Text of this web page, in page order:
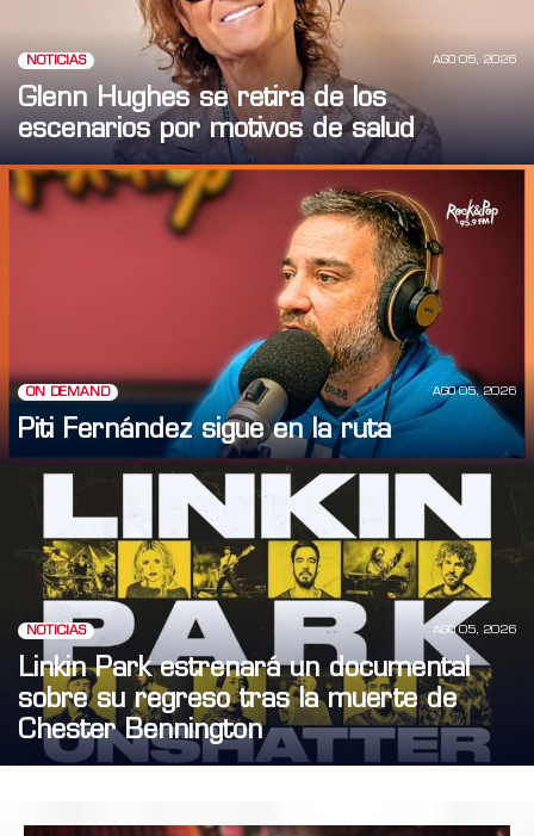
NOTICIAS AGO 05, 2026
Glenn Hughes se retira de los
escenarios por motivos de salud
ON DEMAND AGO 05, 2026
Piti Fernández sigue en la ruta
NOTICIAS AGO 05, 2026
Linkin Park estrenará un documental
sobre su regreso tras la muerte de
Chester Bennington